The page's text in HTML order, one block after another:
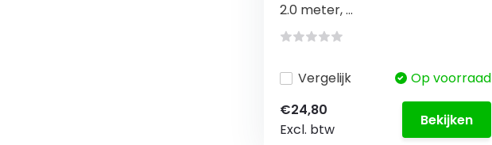
2.0 meter, ...
Vergelijk
Op voorraad
€24,80
Excl. btw
Bekijken